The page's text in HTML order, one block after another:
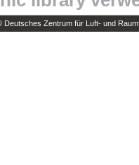
Zentrum für Luft- und